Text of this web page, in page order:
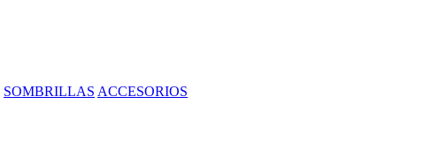
SOMBRILLAS ACCESORIOS